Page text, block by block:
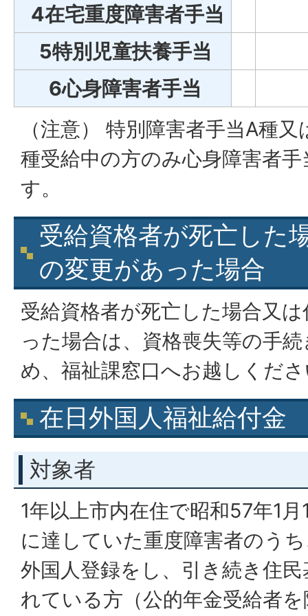
4在宅重度障害者手当
5特別児童扶養手当
6心身障害者手当
（注意） 特別障害者手当A種
種受給中の方のみ心身障害者
す。
受給資格者が死亡した
の変更があった場合
受給資格者が死亡した場合又
った場合は、資格喪失等の手
め、福祉課窓口へお越しくだ
在日外国人福祉給付金
対象者
1年以上市内在住で昭和57年1
に達していた重度障害者のう
外国人登録をし、引き続き住
れている方（公的年金受給者